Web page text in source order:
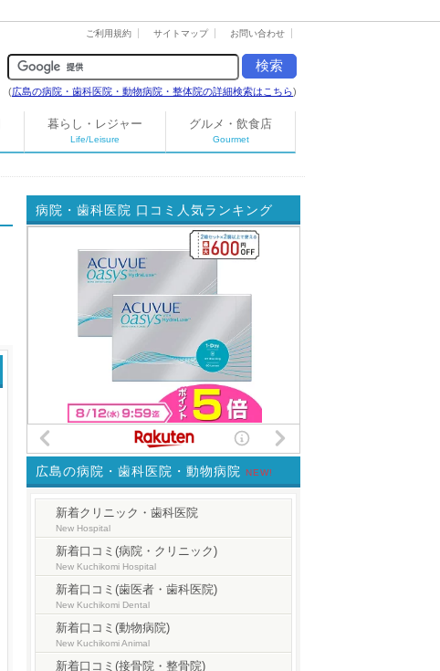
(広島の病院・歯科医院・動物病院・整体院の詳細検索はこちら)
ご利用規約 サイトマップ お問い合わせ
暮らし・レジャー
Life/Leisure
グルメ・飲食店
Gourmet
病院・歯科医院 口コミ人気ランキング
広島の病院・歯科医院・動物病院 NEW!
新着クリニック・歯科医院
New Hospital
新着口コミ(病院・クリニック)
New Kuchikomi Hospital
新着口コミ(歯医者・歯科医院)
New Kuchikomi Dental
新着口コミ(動物病院)
New Kuchikomi Animal
新着口コミ(接骨院・整骨院)